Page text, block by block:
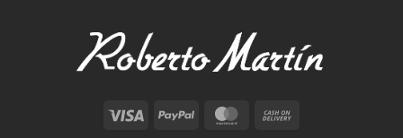
Visa PayPal MasterCard